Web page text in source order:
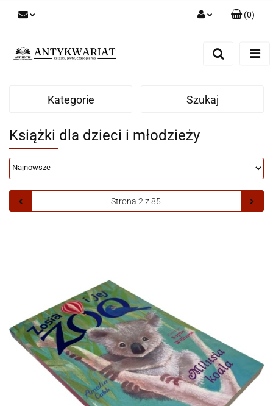
(0)
Kategorie Szukaj
Książki dla dzieci i młodzieży